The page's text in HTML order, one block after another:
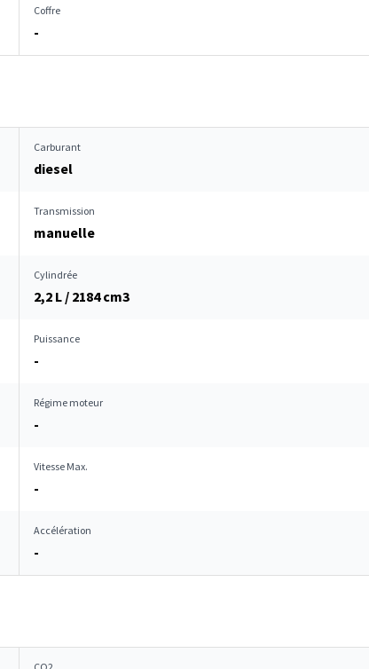
Coffre
-
Carburant
diesel
Transmission
manuelle
Cylindrée
2,2 L / 2184 cm3
Puissance
-
Régime moteur
-
Vitesse Max.
-
Accélération
-